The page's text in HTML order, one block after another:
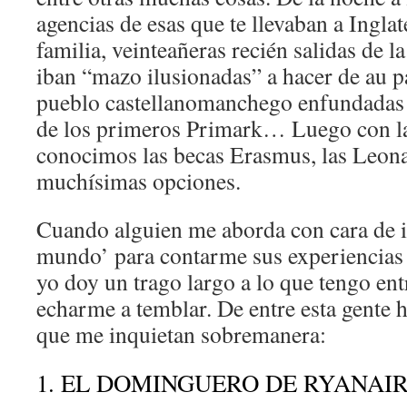
agencias de esas que te llevaban a
familia, veinteañeras recién salidas de
iban “mazo ilusionadas” a hacer de au
pueblo castellanomanchego
de los primeros Primark… Luego con
conocimos las becas Erasmus, las
muchísimas opciones.
Cuando alguien me aborda con cara de
mundo’ para contarme sus
yo doy un trago largo a lo que tengo
echarme a temblar. De entre esta gente
que me inquietan sobremanera:
1. EL DOMINGUERO DE